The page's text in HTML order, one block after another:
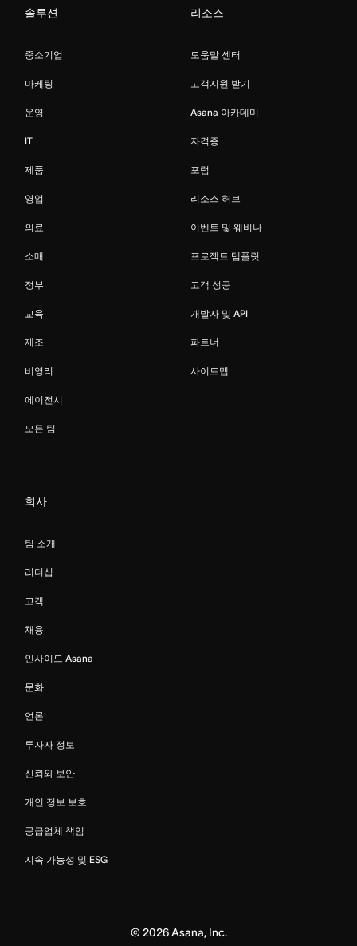
솔루션
중소기업
마케팅
운영
IT
제품
영업
의료
소매
정부
교육
제조
비영리
에이전시
모든 팀
리소스
도움말 센터
고객지원 받기
Asana 아카데미
자격증
포럼
리소스 허브
이벤트 및 웨비나
프로젝트 템플릿
고객 성공
개발자 및 API
파트너
사이트맵
회사
팀 소개
리더십
고객
채용
인사이드 Asana
문화
언론
투자자 정보
신뢰와 보안
개인 정보 보호
공급업체 책임
지속 가능성 및 ESG
© 2026Asana, Inc.